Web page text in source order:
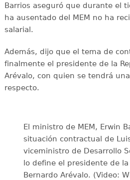
Barrios aseguró que durante el
ha ausentado del MEM no ha
salarial.
Además, dijo que el tema de
finalmente el presidente de la
Arévalo, con quien se tendrá
respecto.
El ministro de MEM, Erwin
situación contractual de
viceministro de Desarrollo
lo define el presidente de la
Bernardo Arévalo. (Video: